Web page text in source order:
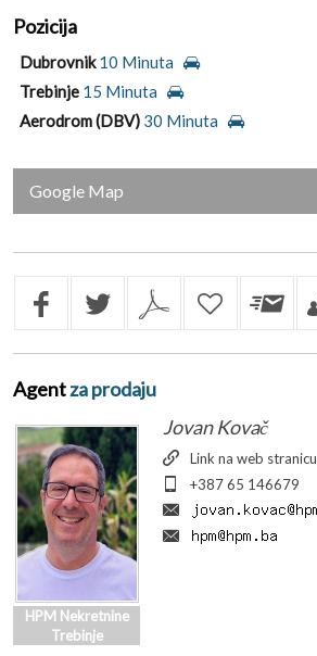
Pozicija
Dubrovnik 10 Minuta
Trebinje 15 Minuta
Aerodrom (DBV) 30 Minuta
Google Map
Agentza prodaju
HPM Nekretnine
Trebinje
Jovan Kovač
Link na web stranicu
+387 65 146679